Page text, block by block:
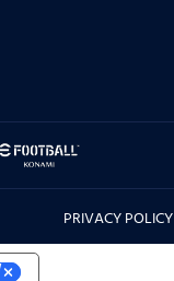
PRIVACY POLICY